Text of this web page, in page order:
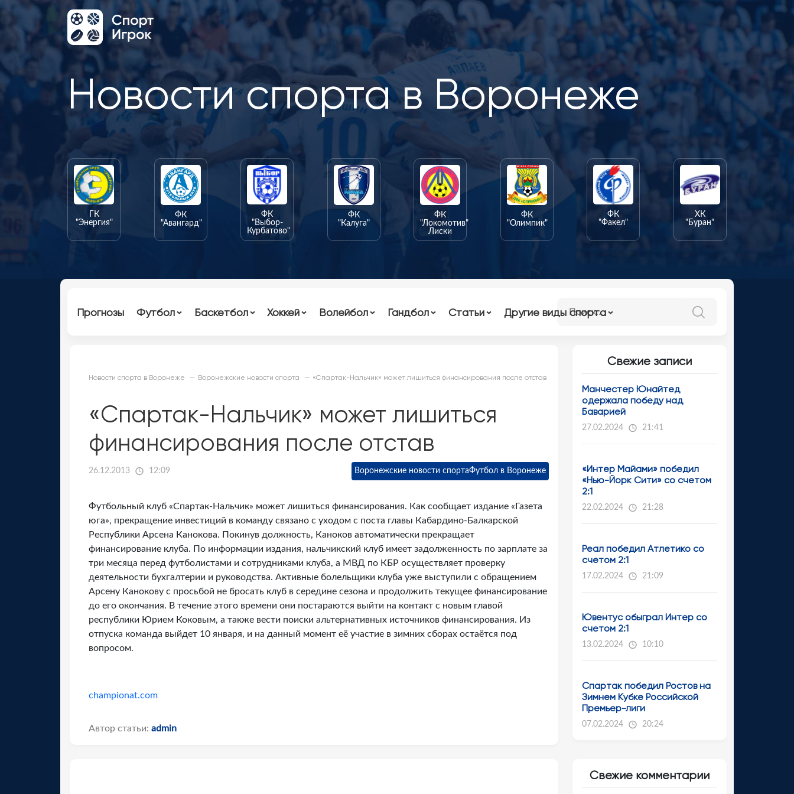
Новости спорта в Воронеже
ГК
"Энергия"
ФК
"Авангард"
ФК
"Выбор-
Курбатово"
ФК
"Калуга"
ФК
"Локомотив"
Лиски
ФК
"Олимпик"
ФК
"Факел"
ХК
"Буран"
Прогнозы Футбол Баскетбол Хоккей Волейбол Гандбол Статьи Другие виды спорта
Новости спорта в Воронеже Воронежские новости спорта «Спартак-Нальчик» может лишиться финансирования после отстав
«Спартак-Нальчик» может лишиться
финансирования после отстав
26.12.2013 12:09 Воронежские новости спортаФутбол в Воронеже
Футбольный клуб «Спартак-Нальчик» может лишиться финансирования. Как сообщает издание «Газета
юга», прекращение инвестиций в команду связано с уходом с поста главы Кабардино-Балкарской
Республики Арсена Канокова. Покинув должность, Каноков автоматически прекращает
финансирование клуба. По информации издания, нальчикский клуб имеет задолженность по зарплате за
три месяца перед футболистами и сотрудниками клуба, а МВД по КБР осуществляет проверку
деятельности бухгалтерии и руководства. Активные болельщики клуба уже выступили с обращением
Арсену Канокову с просьбой не бросать клуб в середине сезона и продолжить текущее финансирование
до его окончания. В течение этого времени они постараются выйти на контакт с новым главой
республики Юрием Коковым, а также вести поиски альтернативных источников финансирования. Из
отпуска команда выйдет 10 января, и на данный момент её участие в зимних сборах остаётся под
вопросом.
championat.com
Автор статьи: admin
Свежие записи
Манчестер Юнайтед
одержала победу над
Баварией
27.02.2024 21:41
«Интер Майами» победил
«Нью-Йорк Сити» со счетом
2:1
22.02.2024 21:28
Реал победил Атлетико со
счетом 2:1
17.02.2024 21:09
Ювентус обыграл Интер со
счетом 2:1
13.02.2024 10:10
Спартак победил Ростов на
Зимнем Кубке Российской
Премьер-лиги
07.02.2024 20:24
Свежие комментарии